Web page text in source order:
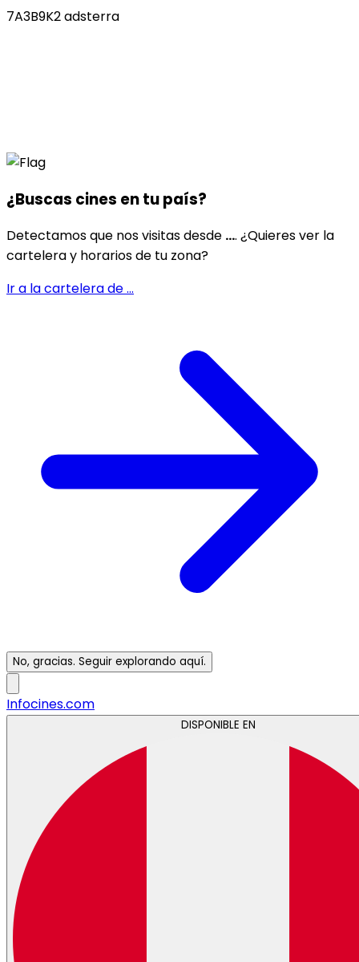
7A3B9K2 adsterra
¿Buscas cines entu país?
Detectamos que nos visitas desde .... ¿Quieres ver la
cartelera y horarios de tu zona?
Ir a la cartelera de...
No, gracias. Seguir explorando aquí.
Infocines.com
DISPONIBLE EN